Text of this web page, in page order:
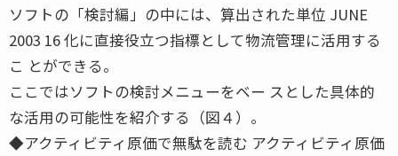
ソフトの「検討編」の中には、算出された単位 JUNE
2003 16 化に直接役立つ指標として物流管理に活用する
こ とができる。
ここではソフトの検討メニューをベー スとした具体的
な活用の可能性を紹介する（図４）。
◆アクティビティ原価で無駄を読む アクティビティ原価